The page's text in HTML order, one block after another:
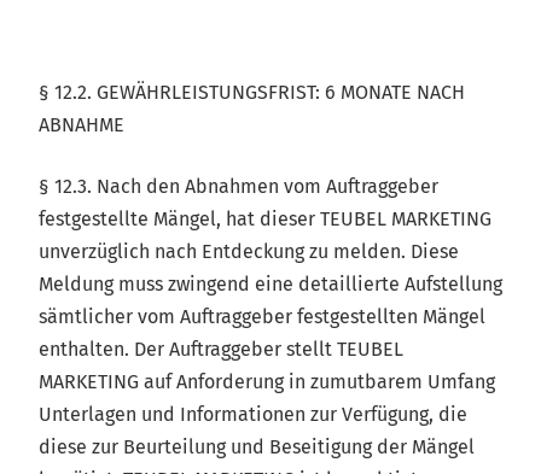
§ 12.2. GEWÄHRLEISTUNGSFRIST: 6 MONATE NACH
ABNAHME
§ 12.3. Nach den Abnahmen vom Auftraggeber
festgestellte Mängel, hat dieser TEUBEL MARKETING
unverzüglich nach Entdeckung zu melden. Diese
Meldung muss zwingend eine detaillierte Aufstellung
sämtlicher vom Auftraggeber festgestellten Mängel
enthalten. Der Auftraggeber stellt TEUBEL
MARKETING auf Anforderung in zumutbarem Umfang
Unterlagen und Informationen zur Verfügung, die
diese zur Beurteilung und Beseitigung der Mängel